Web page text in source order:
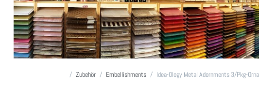
Startseite
Zubehör Embellishments Idea-Ology Metal Adornments 3/Pkg-